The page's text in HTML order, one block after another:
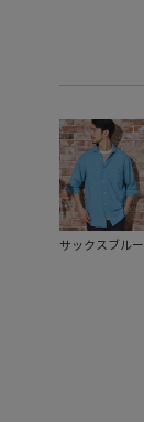
サックスブルー